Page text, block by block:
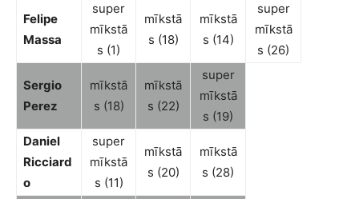
Felipe
Massa
super
mīkstā
s (1)
mīkstā
s (18)
mīkstā
s (14)
super
mīkstā
s (26)
Sergio
Perez
mīkstā
s (18)
mīkstā
s (22)
super
mīkstā
s (19)
Daniel
Ricciard
o
super
mīkstā
s (11)
mīkstā
s (20)
mīkstā
s (28)